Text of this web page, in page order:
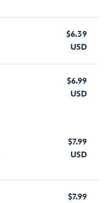
$6.39
USD
$6.99
USD
$7.99
USD
$7.99